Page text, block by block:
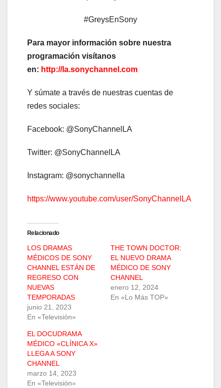
#GreysEnSony
Para mayor información sobre nuestra
programación visítanos
en: http://la.sonychannel.com
Y súmate a través de nuestras cuentas de
redes sociales:
Facebook: @SonyChannelLA
Twitter: @SonyChannelLA
Instagram: @sonychannella
https://www.youtube.com/user/SonyChannelLA
Relacionado
LOS DRAMAS
MÉDICOS DE SONY
CHANNEL ESTÁN DE
REGRESO CON
NUEVAS
TEMPORADAS
junio 21, 2023
En «Televisión»
THE TOWN DOCTOR:
EL NUEVO DRAMA
MÉDICO DE SONY
CHANNEL
enero 12, 2024
En «Lo Más TOP»
EL DOCUDRAMA
MÉDICO «CLÍNICA X»
LLEGA A SONY
CHANNEL
marzo 14, 2023
En «Televisión»